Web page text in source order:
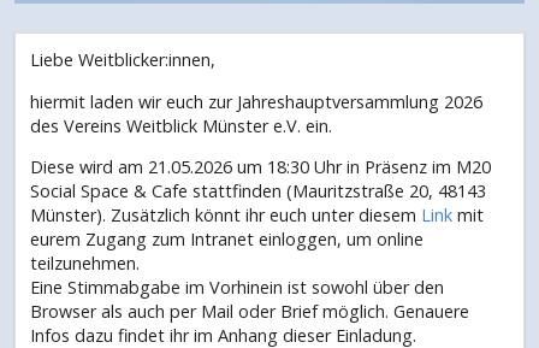
Liebe Weitblicker:innen,
hiermit laden wir euch zur Jahreshauptversammlung 2026
des Vereins Weitblick Münster e.V. ein.
Diese wird am 21.05.2026 um 18:30 Uhr in Präsenz im M20
Social Space & Cafe stattfinden (Mauritzstraße 20, 48143
Münster). Zusätzlich könnt ihr euch unter diesem Link mit
eurem Zugang zum Intranet einloggen, um online
teilzunehmen.
Eine Stimmabgabe im Vorhinein ist sowohl über den
Browser als auch per Mail oder Brief möglich. Genauere
Infos dazu findet ihr im Anhang dieser Einladung.